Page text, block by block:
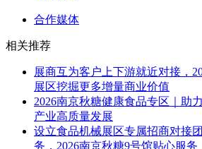
合作媒体
相关推荐
展商互为客户上下游就近对接，
展区挖掘更多增量商业价值
2026南京秋糖健康食品专区｜助
产业高质量发展
设立食品机械展区专属招商对接
务，2026南京秋糖9号馆贴心服务